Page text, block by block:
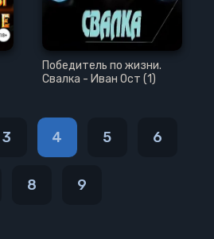
Победитель по жизни.
Свалка - Иван Ост (1)
3 4 5 6
8 9